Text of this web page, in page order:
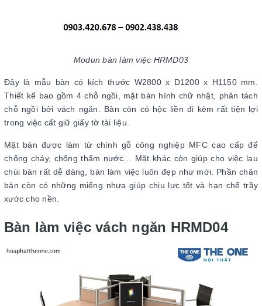
Modun bàn làm việc HRMD03
Đây là mẫu bàn có kích thước W2800 x D1200 x H1150 mm.
Thiết kế bao gồm 4 chỗ ngồi, mặt bàn hình chữ nhật, phân tách
chỗ ngồi bởi vách ngăn. Bàn còn có hộc liền đi kèm rất tiện lợi
trong việc cất giữ giấy tờ tài liệu.
Mặt bàn được làm từ chính gỗ công nghiệp MFC cao cấp để
chống cháy, chống thấm nước… Mặt khác còn giúp cho việc lau
chùi bàn rất dễ dàng, bàn làm việc luôn đẹp như mới. Phần chân
bàn còn có những miếng nhựa giúp chịu lực tốt và hạn chế trầy
xước cho nền.
Bàn làm việc vách ngăn HRMD04